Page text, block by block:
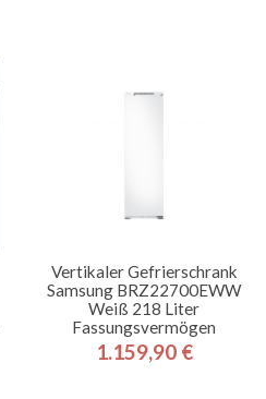
Vertikaler Gefrierschrank
Samsung BRZ22700EWW
Weiß 218 Liter
Fassungsvermögen
Preis
1.159,90 €